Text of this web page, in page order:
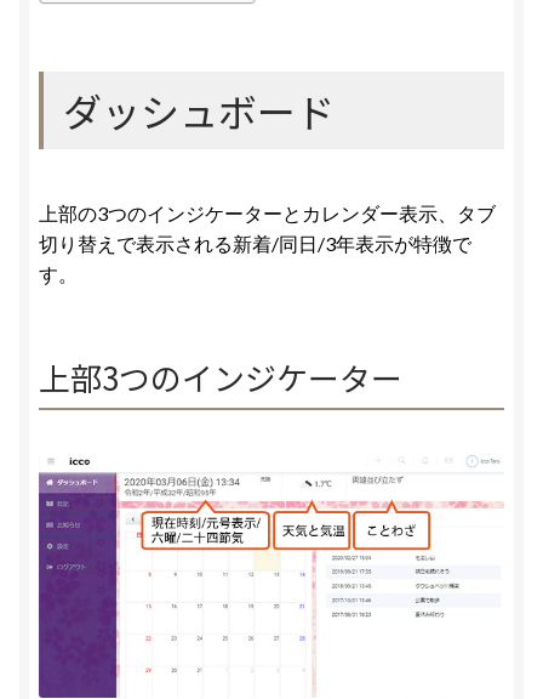
ダッシュボード
上部の3つのインジケーターとカレンダー表示、タブ
切り替えで表示される新着/同日/3年表示が特徴で
す。
上部3つのインジケーター